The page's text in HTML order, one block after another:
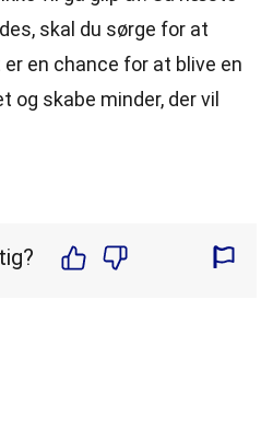
skal du sørge for at
en chance for at blive en
skabe minder, der vil